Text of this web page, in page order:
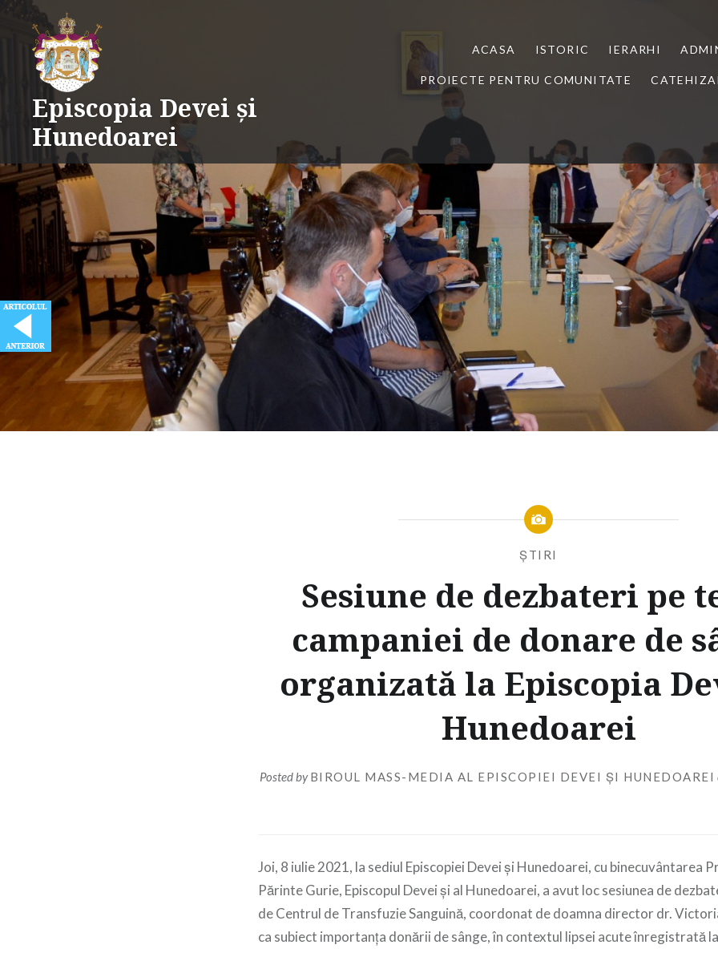
Skip
content
Episcopia Devei și
Hunedoarei
ACASA ISTORIC IERARHI
PROIECTE PENTRU COMUNITATE
ȘTIRI
Sesiune de dezbateri pe
campaniei de donare de
organizată la Episcopia
Hunedoarei
Posted byBIROUL MASS-MEDIA AL EPISCOPIEI DEVEI ȘI HUNEDOAREI
Joi, 8 iulie 2021, la sediul Episcopiei Devei și Hunedoarei, cu binecuvântarea
Părinte Gurie, Episcopul Devei și al Hunedoarei, a avut loc sesiunea de
de Centrul de Transfuzie Sanguină, coordonat de doamna director dr.
ca subiect importanța donării de sânge, în contextul lipsei acute înregistrată